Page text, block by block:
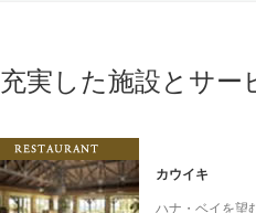
充実した施設とサー
カウイキ
ハナ・ベイを望